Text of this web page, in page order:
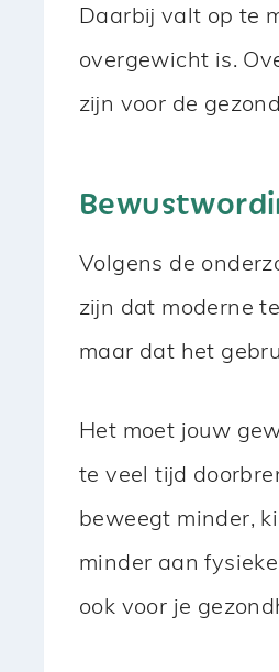
Daarbij valt op te
overgewicht is.
zijn voor de
Volgens de
zijn dat moderne
maar dat het
Het moet jouw
te veel tijd
beweegt minder,
minder aan
ook voor je